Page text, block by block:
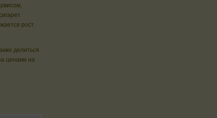
рост
делиться
ценами на